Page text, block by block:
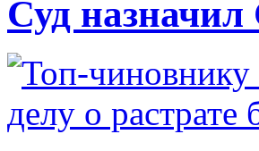
Суд